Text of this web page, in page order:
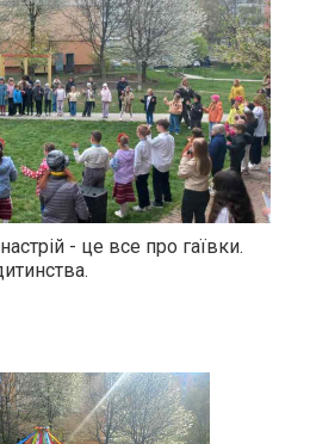
- це все про гаївки.